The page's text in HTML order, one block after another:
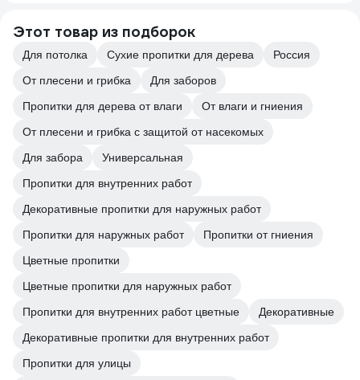
Этот товар из подборок
Для потолка Сухие пропитки для дерева
Россия
От плесени и грибка
Для заборов
Пропитки для дерева от влаги
От влаги и гниения
От плесени и грибка с защитой от насекомых
Для забора
Универсальная
Пропитки для внутренних работ
Декоративные пропитки для наружных работ
Пропитки для наружных работ
Пропитки от гниения
Цветные пропитки
Цветные пропитки для наружных работ
Пропитки для внутренних работ цветные
Декоративные
Декоративные пропитки для внутренних работ
Пропитки для улицы